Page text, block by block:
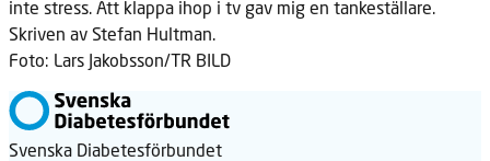
inte stress. Att klappa ihop i tv gav mig en tankeställare.
Skriven av Stefan Hultman.
Foto: Lars Jakobsson/TR BILD
Svenska Diabetesförbundet